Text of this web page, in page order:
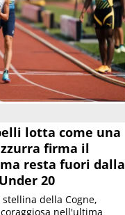
lotta come una
firma il
resta fuori dalla
20
della Cogne,
nell'ultima